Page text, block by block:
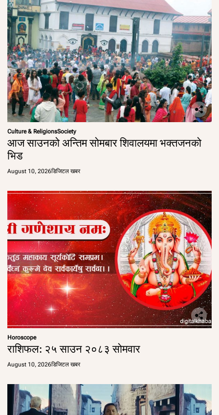
Culture & ReligionsSociety
आज साउनको अन्तिम सोमबार शिवालयमा भक्तजनको
भिड
August 10, 2026डिजिटल खबर
Horoscope
राशिफल: २५ साउन २०८३ सोमवार
August 10, 2026डिजिटल खबर